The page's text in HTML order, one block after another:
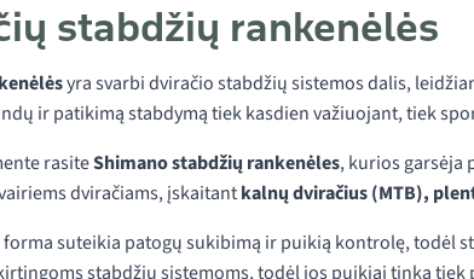
stabdžių rankenėlės
yra svarbi dviračio stabdžių sistemos dalis,
ir patikimą stabdymą tiek kasdien važiuojant, tiek
rasiteShimano stabdžių rankenėles, kurios garsėja
dviračiams, įskaitantkalnų dviračius (MTB),
suteikia patogų sukibimą ir puikią kontrolę, todėl
stabdžių sistemoms, todėl jos puikiai tinka